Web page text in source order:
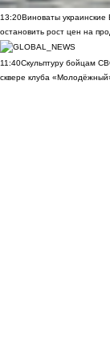
13:20Виноваты
остановить рост цен на
11:40Скульптуру бойцам
сквере клуба